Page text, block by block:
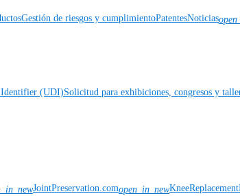
Gestión de riesgos y cumplimientoPatentesNoticias
Identifier (UDI)Solicitud para exhibiciones, congresos y
JointPreservation.comopen_in_new